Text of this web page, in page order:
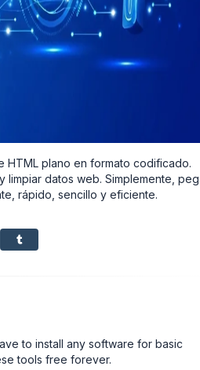
HTML plano en formato codificado.
datos web. Simplemente,
rápido, sencillo y eficiente.
to install any software for basic
tools free forever.